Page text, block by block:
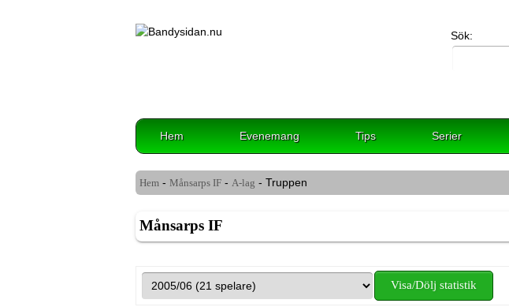
Sök:
Hem Evenemang Tips Serier
Hem - Månsarps IF - A-lag - Truppen
Månsarps IF
Visa/Dölj statistik